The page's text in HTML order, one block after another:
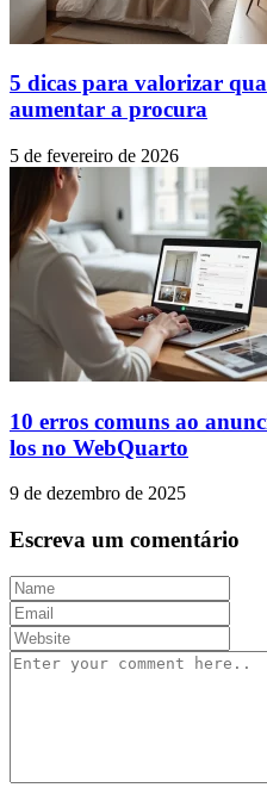
5 dicas para valorizar
aumentar a procura
5 de fevereiro de 2026
10 erros comuns ao
los no WebQuarto
9 de dezembro de 2025
Escreva um comentário